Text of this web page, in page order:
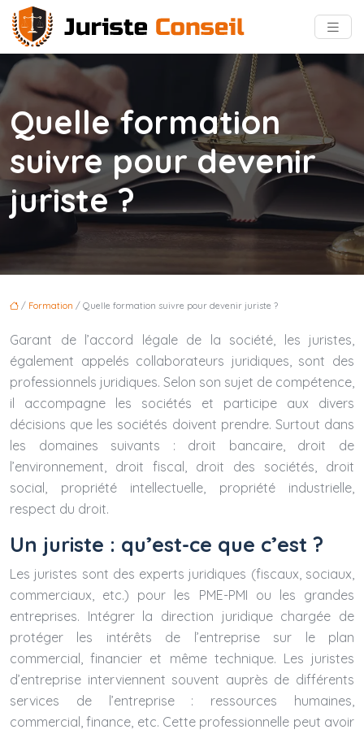
Quelle formation
suivre pour devenir
juriste ?
/ Formation / Quelle formation suivre pour devenir juriste ?
Garant de l’accord légale de la société, les juristes,
également appelés collaborateurs juridiques, sont des
professionnels juridiques. Selon son sujet de compétence,
il accompagne les sociétés et participe aux divers
décisions que les sociétés doivent prendre. Surtout dans
les domaines suivants : droit bancaire, droit de
l’environnement, droit fiscal, droit des sociétés, droit
social, propriété intellectuelle, propriété industrielle,
respect du droit.
Un juriste : qu’est-ce que c’est ?
Les juristes sont des experts juridiques (fiscaux, sociaux,
commerciaux, etc.) pour les PME-PMI ou les grandes
entreprises. Intégrer la direction juridique chargée de
protéger les intérêts de l’entreprise sur le plan
commercial, financier et même technique. Les juristes
d’entreprise interviennent souvent auprès de différents
services de l’entreprise : ressources humaines,
commercial, finance, etc. Cette professionnelle peut avoir